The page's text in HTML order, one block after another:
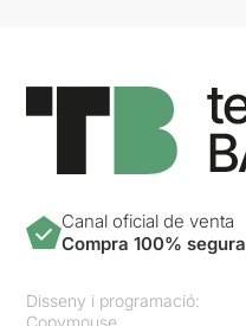
Canal oficial de venta
Compra 100% segura
Disseny i programació:
Copymouse